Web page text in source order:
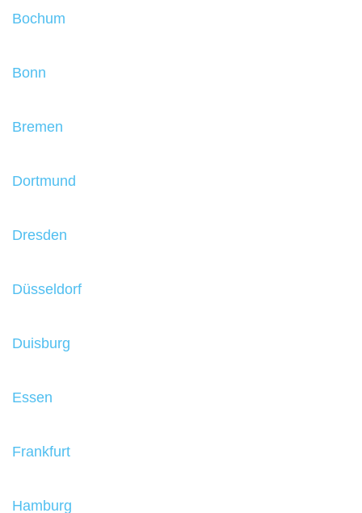
Bochum
Bonn
Bremen
Dortmund
Dresden
Düsseldorf
Duisburg
Essen
Frankfurt
Hamburg